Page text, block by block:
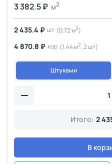
3 382.5 ₽ м2
2 435.4 ₽ шт (0.72 м2)
4 870.8 ₽ кор (1.44 м2, 2 шт)
Штуками
Итого: 2
В